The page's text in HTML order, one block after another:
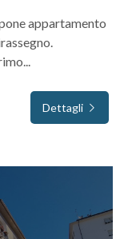
appartamento
Dettagli